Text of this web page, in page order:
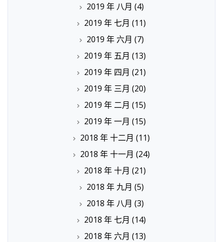
2019 年 八月 (4)
2019 年 七月 (11)
2019 年 六月 (7)
2019 年 五月 (13)
2019 年 四月 (21)
2019 年 三月 (20)
2019 年 二月 (15)
2019 年 一月 (15)
2018 年 十二月 (11)
2018 年 十一月 (24)
2018 年 十月 (21)
2018 年 九月 (5)
2018 年 八月 (3)
2018 年 七月 (14)
2018 年 六月 (13)